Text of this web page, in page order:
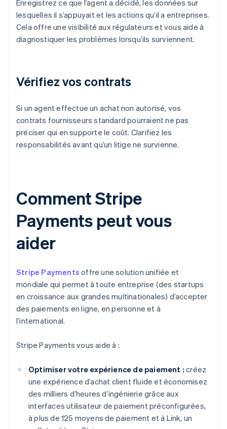
Enregistrez ce que l’agent a décidé, les données sur
lesquelles il s’appuyait et les actions qu’il a entreprises.
Cela offre une visibilité aux régulateurs et vous aide à
diagnostiquer les problèmes lorsqu’ils surviennent.
Vérifiez vos contrats
Si un agent effectue un achat non autorisé, vos
contrats fournisseurs standard pourraient ne pas
préciser qui en supporte le coût. Clarifiez les
responsabilités avant qu’un litige ne survienne.
Comment Stripe
Payments peut vous
aider
Stripe Payments offre une solution unifiée et
mondiale qui permet à toute entreprise (des startups
en croissance aux grandes multinationales) d’accepter
des paiements en ligne, en personne et à
l’international.
Stripe Payments vous aide à :
Optimiser votre expérience de paiement : créez
une expérience d’achat client fluide et économisez
des milliers d’heures d’ingénierie grâce aux
interfaces utilisateur de paiement préconfigurées,
à plus de 125 moyens de paiement et à Link, un